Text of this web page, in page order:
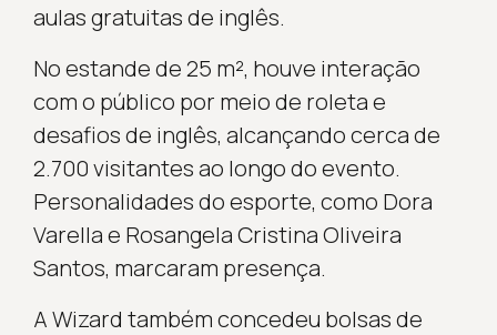
aulas gratuitas de inglês.
No estande de 25 m², houve interação
com o público por meio de roleta e
desafios de inglês, alcançando cerca de
2.700 visitantes ao longo do evento.
Personalidades do esporte, como Dora
Varella e Rosangela Cristina Oliveira
Santos, marcaram presença.
A Wizard também concedeu bolsas de